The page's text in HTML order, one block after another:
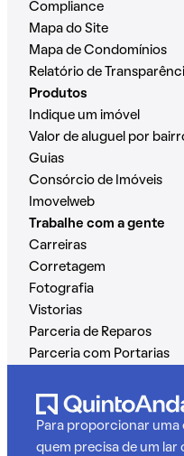
Compliance
Mapa do Site
Mapa de Condomínios
Relatório de
Produtos
Indique um imóvel
Valor de aluguel por
Guias
Consórcio de Imóveis
Imovelweb
Trabalhe com a gente
Carreiras
Corretagem
Fotografia
Vistorias
Parceria de Reparos
Parceria com Portarias
Para proporcionar uma
quem precisa de um lar